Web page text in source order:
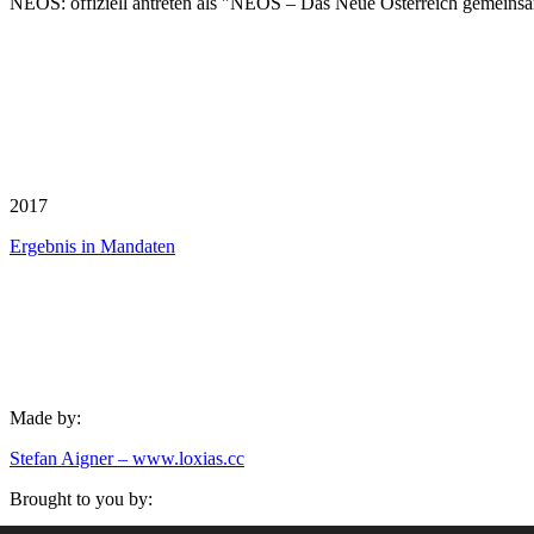
2017
Ergebnis in Mandaten
Made by:
Stefan Aigner – www.loxias.cc
Brought to you by: